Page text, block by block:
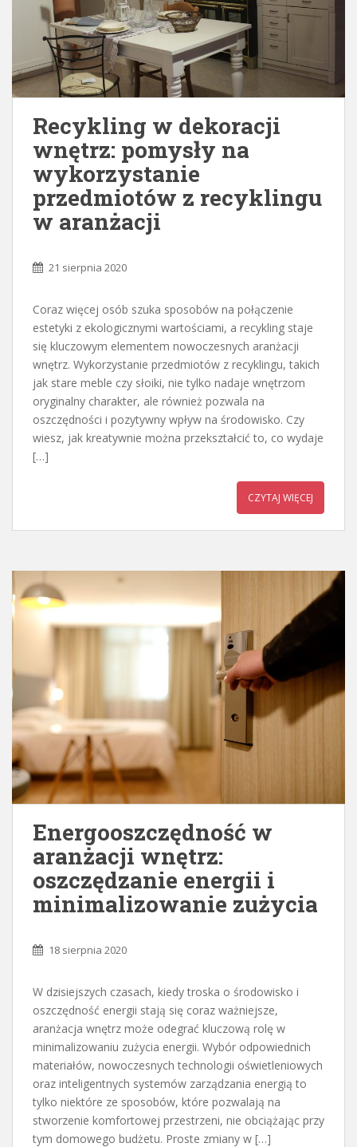
Recykling w dekoracji
wnętrz: pomysły na
wykorzystanie
przedmiotów z recyklingu
w aranżacji
21 sierpnia 2020
Coraz więcej osób szuka sposobów na połączenie
estetyki z ekologicznymi wartościami, a recykling staje
się kluczowym elementem nowoczesnych aranżacji
wnętrz. Wykorzystanie przedmiotów z recyklingu, takich
jak stare meble czy słoiki, nie tylko nadaje wnętrzom
oryginalny charakter, ale również pozwala na
oszczędności i pozytywny wpływ na środowisko. Czy
wiesz, jak kreatywnie można przekształcić to, co wydaje
[…]
CZYTAJ WIĘCEJ
Energooszczędność w
aranżacji wnętrz:
oszczędzanie energii i
minimalizowanie zużycia
18 sierpnia 2020
W dzisiejszych czasach, kiedy troska o środowisko i
oszczędność energii stają się coraz ważniejsze,
aranżacja wnętrz może odegrać kluczową rolę w
minimalizowaniu zużycia energii. Wybór odpowiednich
materiałów, nowoczesnych technologii oświetleniowych
oraz inteligentnych systemów zarządzania energią to
tylko niektóre ze sposobów, które pozwalają na
stworzenie komfortowej przestrzeni, nie obciążając przy
tym domowego budżetu. Proste zmiany w […]